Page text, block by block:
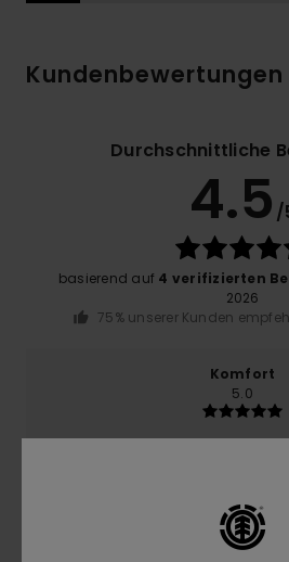
Kundenbewertungen
Durchschnittliche
4.5 /
basierend auf 4 verifizierten
2026
75% unserer Kunden
Komfort
5.0